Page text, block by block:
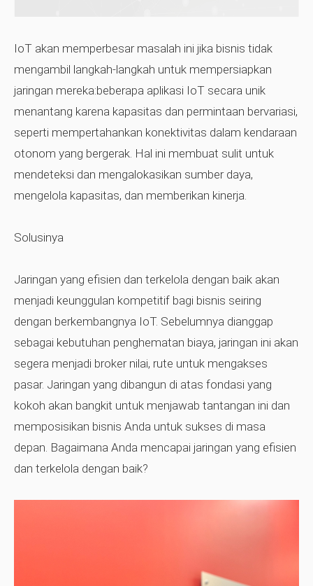
IoT akan memperbesar masalah ini jika bisnis tidak
mengambil langkah-langkah untuk mempersiapkan
jaringan mereka:beberapa aplikasi IoT secara unik
menantang karena kapasitas dan permintaan bervariasi,
seperti mempertahankan konektivitas dalam kendaraan
otonom yang bergerak. Hal ini membuat sulit untuk
mendeteksi dan mengalokasikan sumber daya,
mengelola kapasitas, dan memberikan kinerja.
Solusinya
Jaringan yang efisien dan terkelola dengan baik akan
menjadi keunggulan kompetitif bagi bisnis seiring
dengan berkembangnya IoT. Sebelumnya dianggap
sebagai kebutuhan penghematan biaya, jaringan ini akan
segera menjadi broker nilai, rute untuk mengakses
pasar. Jaringan yang dibangun di atas fondasi yang
kokoh akan bangkit untuk menjawab tantangan ini dan
memposisikan bisnis Anda untuk sukses di masa
depan. Bagaimana Anda mencapai jaringan yang efisien
dan terkelola dengan baik?